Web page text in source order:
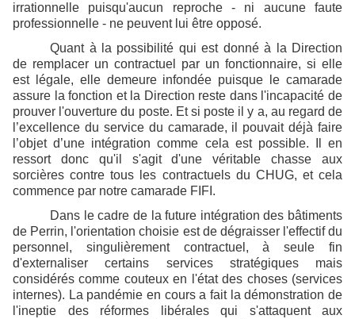
irrationnelle puisqu'aucun reproche - ni aucune faute
professionnelle - ne peuvent lui être opposé.
Quant à la possibilité qui est donné à la Direction
de remplacer un contractuel par un fonctionnaire, si elle
est légale, elle demeure infondée puisque le camarade
assure la fonction et la Direction reste dans l'incapacité de
prouver l'ouverture du poste. Et si poste il y a, au regard de
l’excellence du service du camarade, il pouvait déjà faire
l’objet d’une intégration comme cela est possible. Il en
ressort donc qu'il s'agit d'une véritable chasse aux
sorcières contre tous les contractuels du CHUG, et cela
commence par notre camarade FIFI.
Dans le cadre de la future intégration des bâtiments
de Perrin, l'orientation choisie est de dégraisser l'effectif du
personnel, singulièrement contractuel, à seule fin
d'externaliser certains services stratégiques mais
considérés comme couteux en l'état des choses (services
internes). La pandémie en cours a fait la démonstration de
l'ineptie des réformes libérales qui s'attaquent aux